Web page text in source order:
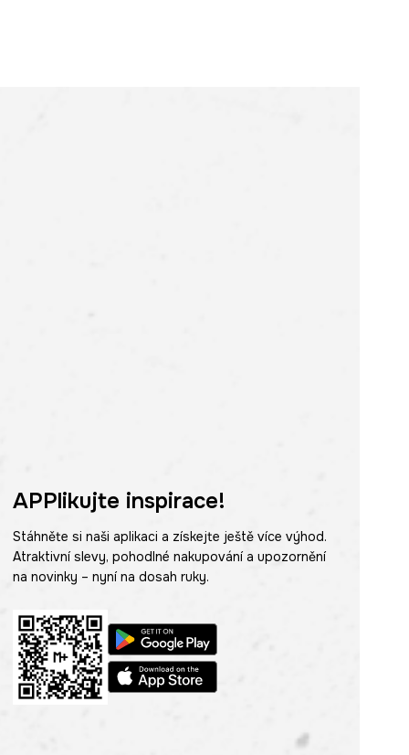
APPlikujte inspirace!
Stáhněte si naši aplikaci a získejte ještě více výhod.
Atraktivní slevy, pohodlné nakupování a upozornění
na novinky – nyní na dosah ruky.